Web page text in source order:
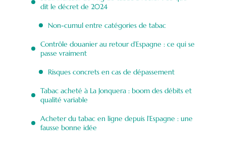
dit le décret de 2024
Non-cumul entre catégories de tabac
Contrôle douanier au retour d’Espagne : ce qui se
passe vraiment
Risques concrets en cas de dépassement
Tabac acheté à La Jonquera : boom des débits et
qualité variable
Acheter du tabac en ligne depuis l’Espagne : une
fausse bonne idée